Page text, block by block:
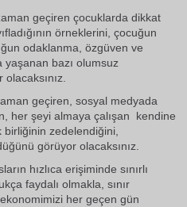
geçiren çocuklarda dikkat
örneklerini, çocuğun
odaklanma, özgüven ve
bazı olumsuz
geçiren, sosyal medyada
her şeyi almaya çalışan kendine
birliğinin zedelendiğini,
görüyor olacaksınız.
hızlıca erişiminde sınırlı
faydalı olmakla, sınır
her geçen gün